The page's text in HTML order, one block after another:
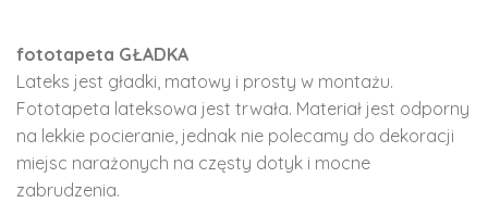
fototapeta GŁADKA
Lateks jest gładki, matowy i prosty w montażu.
Fototapeta lateksowa jest trwała. Materiał jest odporny
na lekkie pocieranie, jednak nie polecamy do dekoracji
miejsc narażonych na częsty dotyk i mocne
zabrudzenia.